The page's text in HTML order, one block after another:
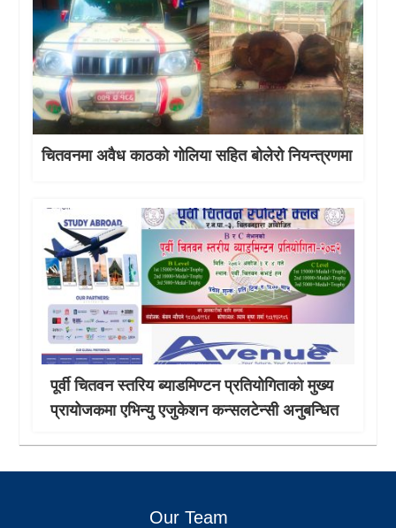
चितवनमा अवैध काठको गोलिया सहित बोलेरो नियन्त्रणमा
पूर्वी चितवन स्तरिय ब्याडमिण्टन प्रतियोगिताको मुख्य
प्रायोजकमा एभिन्यु एजुकेशन कन्सलटेन्सी अनुबन्धित
Our Team